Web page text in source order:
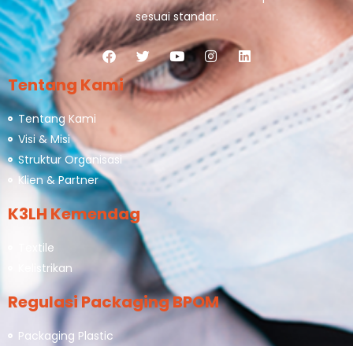
sesuai standar.
Tentang Kami
Tentang Kami
Visi & Misi
Struktur Organisasi
Klien & Partner
K3LH Kemendag
Textile
Kelistrikan
Regulasi Packaging BPOM
Packaging Plastic